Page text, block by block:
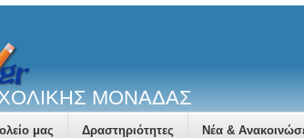
ΜΟΝΑΔΑΣ
μας Δραστηριότητες Νέα &